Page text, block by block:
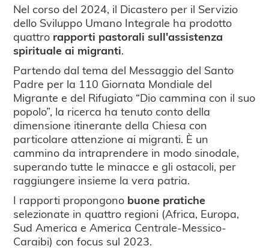
Nel corso del 2024, il Dicastero per il Servizio
dello Sviluppo Umano Integrale ha prodotto
quattro rapporti pastorali sull'assistenza
spirituale ai migranti.
Partendo dal tema del Messaggio del Santo
Padre per la 110 Giornata Mondiale del
Migrante e del Rifugiato “Dio cammina con il suo
popolo”, la ricerca ha tenuto conto della
dimensione itinerante della Chiesa con
particolare attenzione ai migranti. È un
cammino da intraprendere in modo sinodale,
superando tutte le minacce e gli ostacoli, per
raggiungere insieme la vera patria.
I rapporti propongono buone pratiche
selezionate in quattro regioni (Africa, Europa,
Sud America e America Centrale-Messico-
Caraibi) con focus sul 2023.